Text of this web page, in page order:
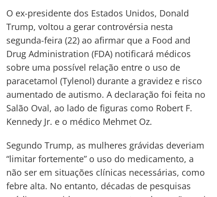
O ex-presidente dos Estados Unidos, Donald
Trump, voltou a gerar controvérsia nesta
segunda-feira (22) ao afirmar que a Food and
Drug Administration (FDA) notificará médicos
sobre uma possível relação entre o uso de
paracetamol (Tylenol) durante a gravidez e risco
aumentado de autismo. A declaração foi feita no
Salão Oval, ao lado de figuras como Robert F.
Kennedy Jr. e o médico Mehmet Oz.
Segundo Trump, as mulheres grávidas deveriam
“limitar fortemente” o uso do medicamento, a
não ser em situações clínicas necessárias, como
febre alta. No entanto, décadas de pesquisas